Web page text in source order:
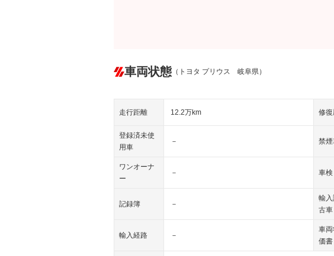
車両状態 （トヨタ プリウス 岐阜県）
走行距離 12.2万km 修
登録済未使
用車
－ 禁
ワンオーナ
ー
－ 車検
記録簿 －
輸入
古車
輸入経路 －
車
価書